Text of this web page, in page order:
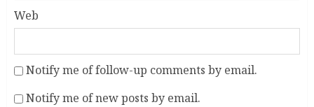
Web
Notify me of follow-up comments by email.
Notify me of new posts by email.